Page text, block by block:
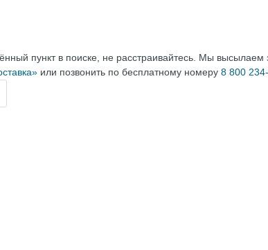
пункт в поиске, не расстраивайтесь. Мы
или позвонить по бесплатному номеру 8 800